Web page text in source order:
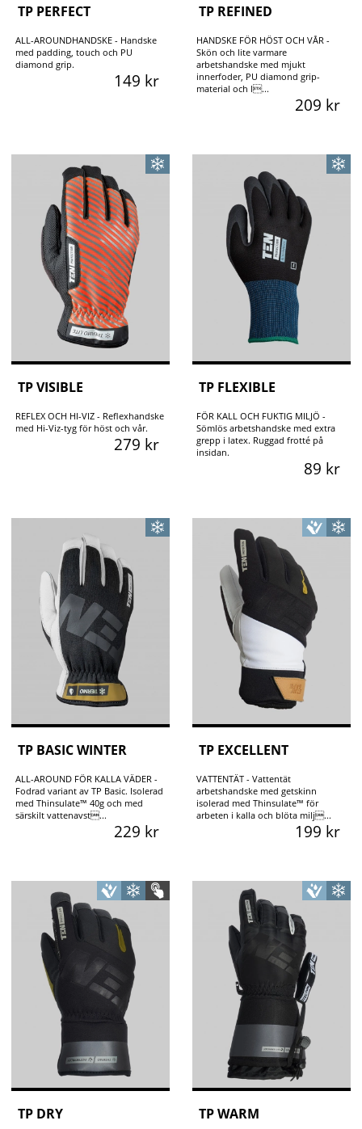
TP PERFECT
ALL-AROUNDHANDSKE - Handske
med padding, touch och PU
diamond grip.
149 kr
TP REFINED
HANDSKE FÖR HÖST OCH VÅR -
Skön och lite varmare
arbetshandske med mjukt
innerfoder, PU diamond grip-
material och l...
209 kr
TP VISIBLE
REFLEX OCH HI-VIZ - Reflexhandske
med Hi-Viz-tyg för höst och vår.
279 kr
TP FLEXIBLE
FÖR KALL OCH FUKTIG MILJÖ -
Sömlös arbetshandske med extra
grepp i latex. Ruggad frotté på
insidan.
89 kr
TP BASIC WINTER
ALL-AROUND FÖR KALLA VÄDER -
Fodrad variant av TP Basic. Isolerad
med Thinsulate™ 40g och med
särskilt vattenavst...
229 kr
TP EXCELLENT
VATTENTÄT - Vattentät
arbetshandske med getskinn
isolerad med Thinsulate™ för
arbeten i kalla och blöta milj...
199 kr
TP DRY TP WARM